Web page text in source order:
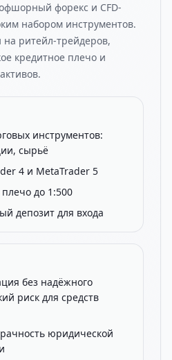
форекс и CFD-
набором инструментов.
ритейл-трейдеров,
кредитное плечо и
инструментов:
сырьё
4 и MetaTrader 5
до 1:500
депозит для входа
без надёжного
риск для средств
юридической